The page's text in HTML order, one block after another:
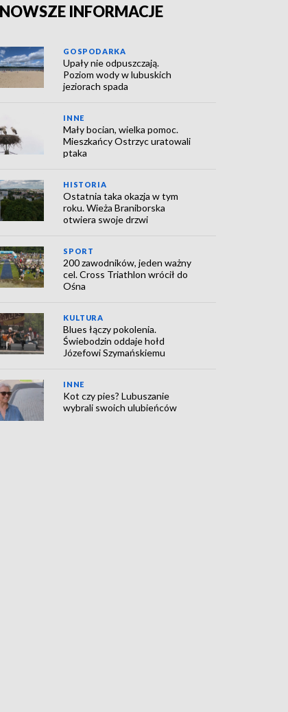
INFORMACJE
GOSPODARKA
Upały nie odpuszczają.
Poziom wody w lubuskich
jeziorach spada
INNE
Mały bocian, wielka pomoc.
Mieszkańcy Ostrzyc uratowali
ptaka
HISTORIA
Ostatnia taka okazja w tym
roku. Wieża Braniborska
otwiera swoje drzwi
SPORT
200 zawodników, jeden ważny
cel. Cross Triathlon wrócił do
Ośna
KULTURA
Blues łączy pokolenia.
Świebodzin oddaje hołd
Józefowi Szymańskiemu
INNE
Kot czy pies? Lubuszanie
wybrali swoich ulubieńców